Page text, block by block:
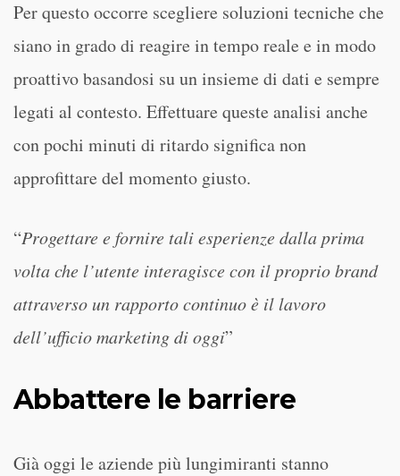
Per questo occorre scegliere soluzioni tecniche che
siano in grado di reagire in tempo reale e in modo
proattivo basandosi su un insieme di dati e sempre
legati al contesto. Effettuare queste analisi anche
con pochi minuti di ritardo significa non
approfittare del momento giusto.
“Progettare e fornire tali esperienze dalla prima
volta che l’utente interagisce con il proprio brand
attraverso un rapporto continuo è il lavoro
dell’ufficio marketing di oggi”
Abbattere le barriere
Già oggi le aziende più lungimiranti stanno